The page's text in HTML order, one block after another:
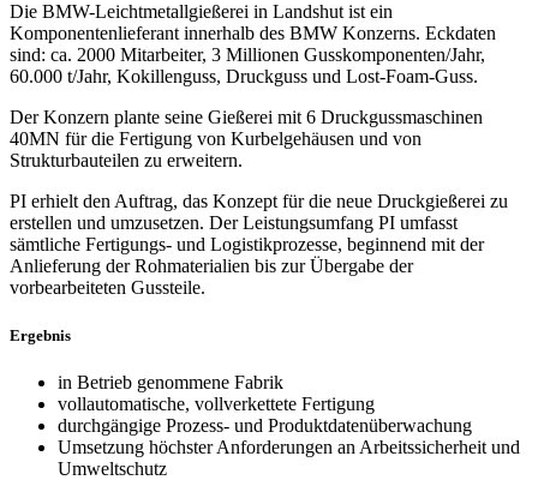
Die BMW-Leichtmetallgießerei in Landshut ist ein
Komponentenlieferant innerhalb des BMW Konzerns. Eckdaten
sind: ca. 2000 Mitarbeiter, 3 Millionen Gusskomponenten/Jahr,
60.000 t/Jahr, Kokillenguss, Druckguss und Lost-Foam-Guss.
Der Konzern plante seine Gießerei mit 6 Druckgussmaschinen
40MN für die Fertigung von Kurbelgehäusen und von
Strukturbauteilen zu erweitern.
PI erhielt den Auftrag, das Konzept für die neue Druckgießerei zu
erstellen und umzusetzen. Der Leistungsumfang PI umfasst
sämtliche Fertigungs- und Logistikprozesse, beginnend mit der
Anlieferung der Rohmaterialien bis zur Übergabe der
vorbearbeiteten Gussteile.
Ergebnis
in Betrieb genommene Fabrik
vollautomatische, vollverkettete Fertigung
durchgängige Prozess- und Produktdatenüberwachung
Umsetzung höchster Anforderungen an Arbeitssicherheit und
Umweltschutz